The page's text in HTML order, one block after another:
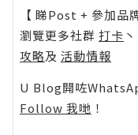
【 睇Post + 參加品
瀏覽更多社群 打卡 丶
攻略及 活動情報
U Blog開咗
Follow 我哋 ！